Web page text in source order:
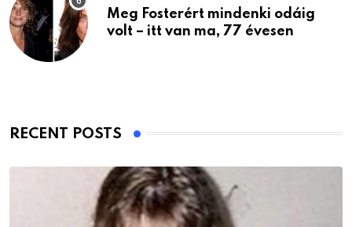
Meg Fosterért mindenki odáig
volt – itt van ma, 77 évesen
RECENT POSTS